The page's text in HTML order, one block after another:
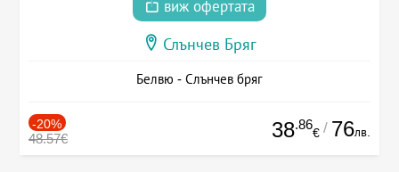
виж офертата
Слънчев Бряг
Белвю - Слънчев бряг
-20%
48.57€ 38.86
€ / 76лв.